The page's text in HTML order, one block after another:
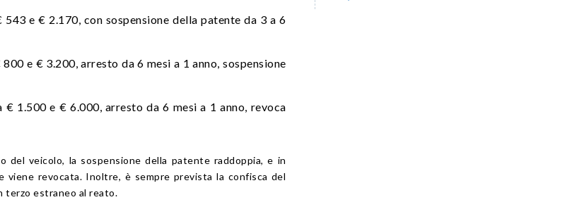
e € 2.170, con sospensione della patente da 3 a 6
e € 3.200, arresto da 6 mesi a 1 anno, sospensione
€ 1.500 e € 6.000, arresto da 6 mesi a 1 anno, revoca
del veicolo, la sospensione della patente raddoppia, e in
viene revocata. Inoltre, è sempre prevista la confisca del
terzo estraneo al reato.